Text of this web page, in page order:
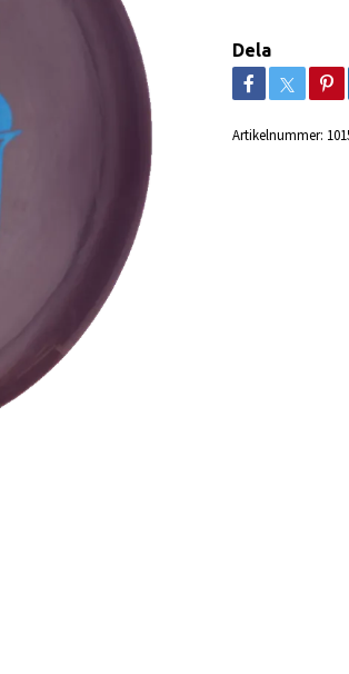
Dela
Artikelnummer: